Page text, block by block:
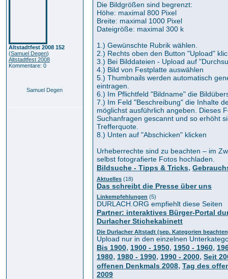
Altstadtfest 2008 152
(Samuel Degen)
Altstadtfest 2008
Kommentare: 0
Samuel Degen
Die Bildgrößen sind begrenzt:
Höhe: maximal 800 Pixel
Breite: maximal 1000 Pixel
Dateigröße: maximal 300 k
1.) Gewünschte Rubrik wählen.
2.) Rechts oben den Button "Upload"
3.) Bei Bilddateien - Upload auf
4.) Bild von Festplatte auswählen
5.) Thumbnails werden automatisch
eintragen.
6.) Im Pflichtfeld "Bildname" die
7.) Im Feld "Beschreibung" die Inhalte
möglichst ausführlich angeben. Dieses
Suchanfragen gescannt und so erhöht
Trefferquote.
8.) Unten auf "Abschicken" klicken
Urheberrechte sind zu beachten – im
selbst fotografierte Fotos hochladen.
Bildsuche - Tipps & Tricks,
Aktuelles (18)
Das schreibt die Presse über uns
Linkempfehlungen (5)
DURLACH.ORG empfiehlt diese Seiten
Partner: interaktives Bürger-Portal
Durlacher Stichekabinett
Die Durlacher Altstadt (sep. Kategorien
Upload nur in den einzelnen
Bis 1900, 1900 - 1950, 1950 - 1960,
1980, 1980 - 1990, 1990 - 2000, Seit
offenen Denkmals 2008, Tag des
2009